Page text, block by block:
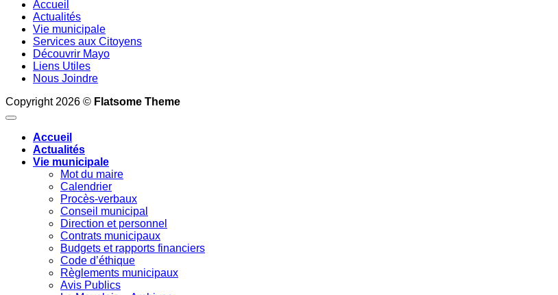
Accueil
Actualités
Vie municipale
Services aux Citoyens
Découvrir Mayo
Liens Utiles
Nous Joindre
Copyright 2026 © Flatsome Theme
Accueil
Actualités
Vie municipale
Mot du maire
Calendrier
Procès-verbaux
Conseil municipal
Direction et personnel
Contrats municipaux
Budgets et rapports financiers
Code d’éthique
Règlements municipaux
Avis Publics